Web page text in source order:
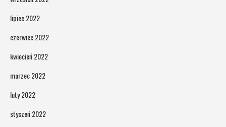
lipiec 2022
czerwiec 2022
kwiecień 2022
marzec 2022
luty 2022
styczeń 2022